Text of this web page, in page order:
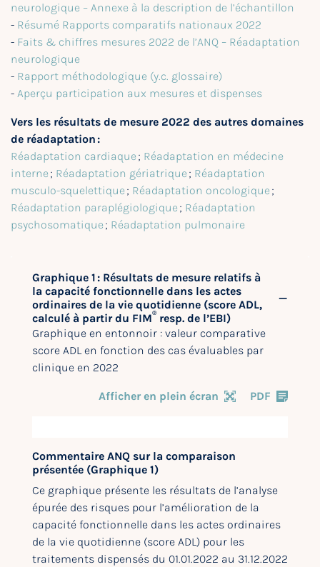
neurologique – Annexe à la description de l’échantillon
- Résumé Rapports comparatifs nationaux 2022
- Faits & chiffres mesures 2022 de l’ANQ – Réadaptation
neurologique
- Rapport méthodologique (y.c. glossaire)
- Aperçu participation aux mesures et dispenses
Vers les résultats de mesure 2022 des autres domaines
de réadaptation :
Réadaptation cardiaque ; Réadaptation en médecine
interne ; Réadaptation gériatrique ; Réadaptation
musculo-squelettique ; Réadaptation oncologique ;
Réadaptation paraplégiologique ; Réadaptation
psychosomatique ; Réadaptation pulmonaire
Graphique 1 : Résultats de mesure relatifs à
la capacité fonctionnelle dans les actes
ordinaires de la vie quotidienne (score ADL,
calculé à partir du FIM® resp. de l’EBI)
Graphique en entonnoir : valeur comparative
score ADL en fonction des cas évaluables par
clinique en 2022
Afficher en plein écran PDF
Commentaire ANQ sur la comparaison
présentée (Graphique 1)
Ce graphique présente les résultats de l’analyse
épurée des risques pour l’amélioration de la
capacité fonctionnelle dans les actes ordinaires
de la vie quotidienne (score ADL) pour les
traitements dispensés du 01.01.2022 au 31.12.2022